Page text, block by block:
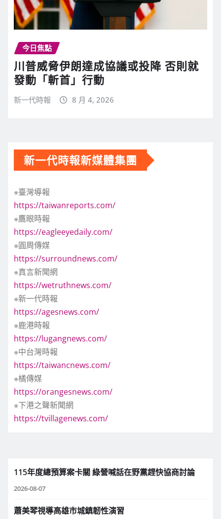
今日焦點
川普威脅伊朗達成協議或投降 否則就
發動「斬首」行動
新一代時報 8 月 4, 2026
新一代時報新媒體集團
※臺灣導報
https://taiwanreports.com/
※鷹眼時報
https://eagleeyedaily.com/
※圓周傳媒
https://surroundnews.com/
※真言新聞網
https://wetruthnews.com/
※新一代時報
https://agesnews.com/
※鹿港時報
https://lugangnews.com/
※中台灣時報
https://taiwancnews.com/
※橘傳媒
https://orangesnews.com/
※下港之聲新聞網
https://tvillagenews.com/
115年度總預算案卡關 綠營喊話在野黨趕快協商討論
2026-08-07
蕭美琴視導高雄市城鎮韌性演習